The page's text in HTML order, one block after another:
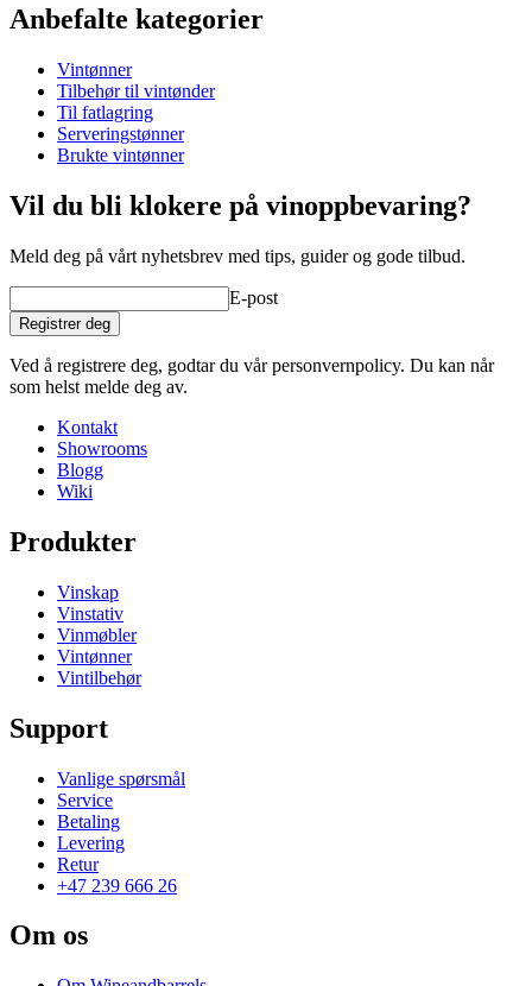
Tønnebånd:
Les mer om klargjøring, rengjøring og oppbevaring av vintønner
ProduktnummerMF500FG27-M
Dimensjoner (BxHxD cm)
Vekt (kg)95
Anbefalte kategorier
Vintønner
Tilbehør til vintønder
Til fatlagring
Serveringstønner
Brukte vintønner
Vil du bli klokere på vinoppbevaring?
Meld deg på vårt nyhetsbrev med tips, guider og gode tilbud.
E-post
Registrer deg
Ved å registrere deg, godtar du vår personvernpolicy. Du kan når
som helst melde deg av.
Kontakt
Showrooms
Blogg
Wiki
Produkter
Vinskap
Vinstativ
Vinmøbler
Vintønner
Vintilbehør
Support
Vanlige spørsmål
Service
Betaling
Levering
Retur
+47 239 666 26
Om os